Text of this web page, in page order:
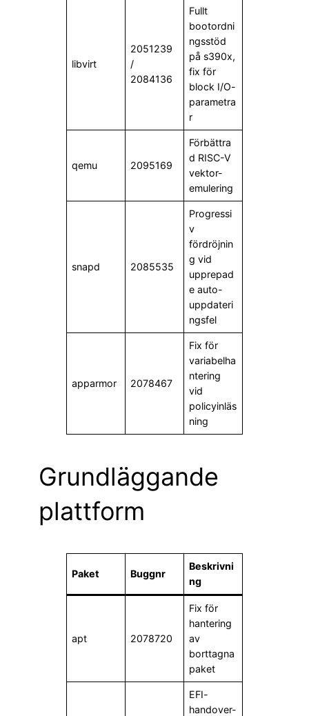
libvirt
2051239
/
2084136
Fullt
bootordni
ngsstöd
på s390x,
fix för
block I/O-
parametra
r
qemu 2095169
Förbättra
d RISC-V
vektor-
emulering
snapd 2085535
Progressi
v
fördröjnin
g vid
upprepad
e auto-
uppdateri
ngsfel
apparmor 2078467
Fix för
variabelha
ntering
vid
policyinläs
ning
Grundläggande
plattform
Paket Buggnr
Beskrivni
ng
apt 2078720
Fix för
hantering
av
borttagna
paket
EFI-
handover-